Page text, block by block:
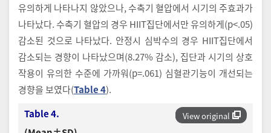
유의하게 나타나지 않았으나, 수축기 혈압에서 시기의 주효과가
나타났다. 수축기 혈압의 경우 HIIT집단에서만 유의하게(p<.05)
감소된 것으로 나타났다. 안정시 심박수의 경우 HIIT집단에서
감소되는 경향이 나타났으며(8.27% 감소), 집단과 시기의 상호
작용이 유의한 수준에 가까워(p=.061) 심혈관기능이 개선되는
경향을 보였다(Table 4).
View original
Table 4.